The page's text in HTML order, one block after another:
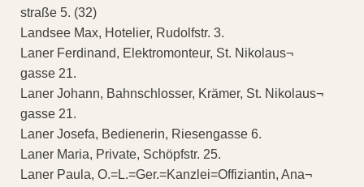
straße 5. (32)
Landsee Max, Hotelier, Rudolfstr. 3.
Laner Ferdinand, Elektromonteur, St. Nikolaus¬
gasse 21.
Laner Johann, Bahnschlosser, Krämer, St. Nikolaus¬
gasse 21.
Laner Josefa, Bedienerin, Riesengasse 6.
Laner Maria, Private, Schöpfstr. 25.
Laner Paula, O.=L.=Ger.=Kanzlei=Offiziantin, Ana¬